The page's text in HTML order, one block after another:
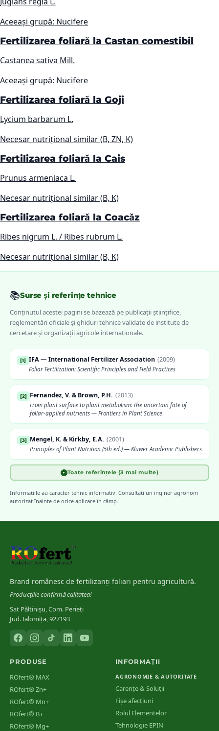
Aceeași grupă: Nucifere
Fertilizarea foliară la Castan comestibil
Castanea sativa Mill.
Aceeași grupă: Nucifere
Fertilizarea foliară la Goji
Lycium barbarum L.
Necesar nutrițional similar (B, ZN, K)
Fertilizarea foliară la Cais
Prunus armeniaca L.
Necesar nutrițional similar (B, K)
Fertilizarea foliară la Coacăz
Ribes nigrum L. / Ribes rubrum L.
Necesar nutrițional similar (B, K)
📚Surse și referințe tehnice
Conținutul acestei pagini se bazează pe publicații științifice,
reglementări oficiale și ghiduri tehnice validate de institute de
cercetare și organizații agricole internaționale.
[1] IFA — International Fertilizer Association (2009)
Foliar Fertilization: Scientific Principles and Field Practices
[2] Fernandez, V. & Brown, P.H. (2013)
From plant surface to plant metabolism: the uncertain fate of
foliar-applied nutrients — Frontiers in Plant Science
[3] Mengel, K. & Kirkby, E.A. (2001)
Principles of Plant Nutrition (5th ed.) — Kluwer Academic Publishers
2006)
Management
[5] INCDA Fundulea
[6] Marschner, H.
▼ Toate referințele (3 mai multe)
Informațiile au caracter tehnic informativ. Consultați un inginer agronom
autorizat înainte de orice aplicare în câmp.
Brand românesc de fertilizanți foliari pentru agricultură.
Producțiile confirmă calitatea!
Sat Păltinișu, Com. Perieți
Jud. Ialomița, 927193
PRODUSE
ROfert® MAX
ROfert® Zn+
ROfert® Mn+
ROfert® B+
ROfert® Mg+
INFORMAȚII
AGRONOMIE & AUTORITATE
Carențe & Soluții
Fișe afecțiuni
Rolul Elementelor
Tehnologie EPIN